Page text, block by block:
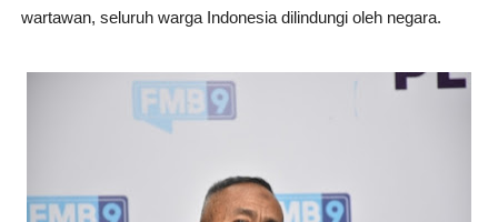
wartawan, seluruh warga Indonesia dilindungi oleh negara.